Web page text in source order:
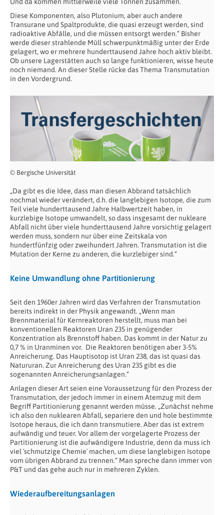
Diese Komponenten, also Plutonium, aber auch andere
Transurane und Spaltprodukte, die quasi erzeugt werden, sind
radioaktive Abfälle, und die müssen entsorgt werden.“ Bisher
werde dieser strahlende Müll schwerpunktmäßig unter der Erde
gelagert, wo er mehrere hunderttausend Jahre hoch aktiv bleibt.
Ob unsere Lagerstätten auch so lange funktionieren, wisse heute
noch niemand. An dieser Stelle rücke das Thema Transmutation
in den Vordergrund.
© Bergische Universität
„Da gibt es die Idee, dass man diesen Abbrand tatsächlich
nochmal wieder verändert, d.h. die langlebigen Isotope, die zum
Teil viele hunderttausend Jahre Halbwertzeit haben, in
kurzlebige Isotope umwandelt, so dass insgesamt der nukleare
Abfall nicht über viele hunderttausend Jahre vorsichtig gelagert
werden muss, sondern nur über eine Zeitskala von
hundertfünfzig oder zweihundert Jahren. Transmutation ist die
Mutation der Kerne zu anderen, die kurzlebiger sind.“
Keine Umwandlung ohne Partitionierung
Seit den 1960er Jahren wird das Verfahren der Transmutation
bereits indirekt in der Physik angewandt. „Wenn man
Brennmaterial für Kernreaktoren herstellt, muss man bei
konventionellen Reaktoren Uran 235 in genügender
Konzentration als Brennstoff haben. Das kommt in der Natur zu
0,7 % in Uranminen vor. Die Reaktoren benötigen aber 3-5%
Anreicherung. Das Hauptisotop ist Uran 238, das ist quasi das
Natururan. Zur Anreicherung des Uran 235 gibt es die
sogenannten Anreicherungsanlagen.“
Anlagen dieser Art seien eine Voraussetzung für den Prozess der
Transmutation, der jedoch immer in einem Atemzug mit dem
Begriff Partitionierung genannt werden müsse. „Zunächst nehme
ich also den nuklearen Abfall, separiere den und hole bestimmte
Isotope heraus, die ich dann transmutiere. Aber das ist extrem
aufwändig und teuer. Vor allem der vorgelagerte Prozess der
Partitionierung ist die aufwändigere Industrie, denn da muss ich
viel ´schmutzige Chemie` machen, um diese langlebigen Isotope
vom übrigen Abbrand zu trennen.“ Man spreche dann immer von
P&T und das gehe auch nur in mehreren Zyklen.
Wiederaufbereitungsanlagen